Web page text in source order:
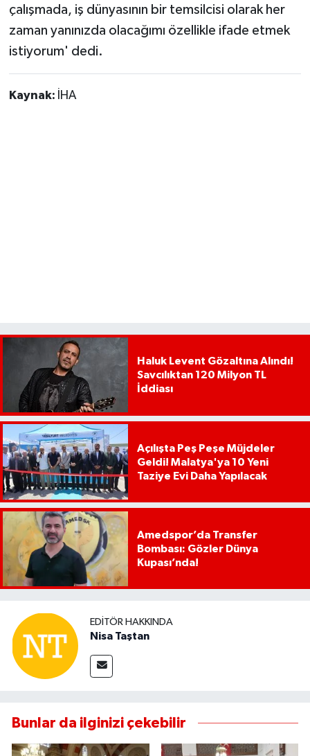
çalışmada, iş dünyasının bir temsilcisi olarak her
zaman yanınızda olacağımı özellikle ifade etmek
istiyorum' dedi.
Kaynak: İHA
Haluk Levent Gözaltına Alındı!
Savcılıktan 120 Milyon TL
İddiası
Açılışta Peş Peşe Müjdeler
Geldi! Malatya'ya 10 Yeni
Taziye Evi Daha Yapılacak
Amedspor’da Transfer
Bombası: Gözler Dünya
Kupası’nda!
EDITÖR HAKKINDA
Nisa Taştan
Bunlar da ilginizi çekebilir